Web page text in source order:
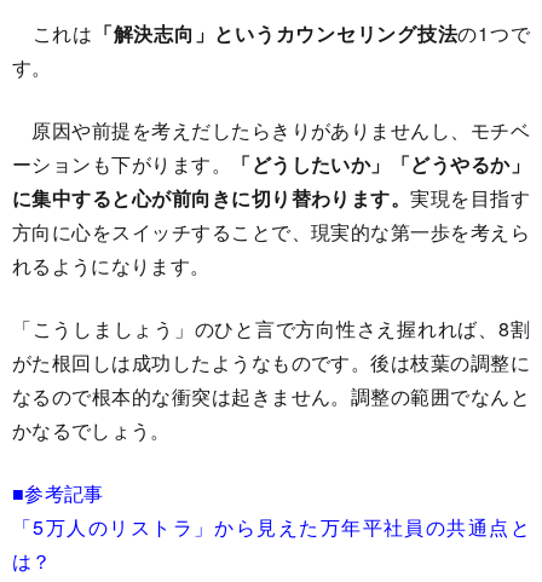
これは 「解決志向」というカウンセリング技法の1つで
す。
原因や前提を考えだしたらきりがありませんし、モチベ
ーションも下がります。
「どうしたいか」「どうやるか」
に集中すると心が前向きに切り替わります。実現を目指す
方向に心をスイッチすることで、現実的な第一歩を考えら
れるようになります。
「こうしましょう」のひと言で方向性さえ握れれば、8割
がた根回しは成功したようなものです。後は枝葉の調整に
なるので根本的な衝突は起きません。調整の範囲でなんと
かなるでしょう。
■参考記事
「5万人のリストラ」から見えた万年平社員の共通点と
は？